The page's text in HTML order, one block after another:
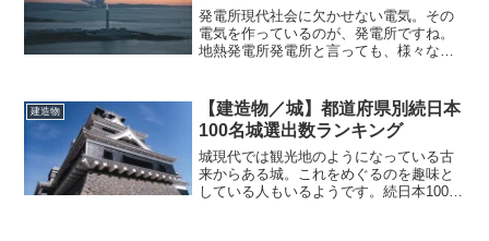
発電所現代社会に欠かせない電気。その
電気を作っているのが、発電所ですね。
地熱発電所発電所と言っても、様々なタ
ば欠点も。その発電所の一つには「地熱
発電所」という発電所もあ...
建造物
【建造物／城】都道府県別続日本
100名城選出数ランキング
城現代では観光地のようになっている古
来からある城。これをめぐるのを趣味と
している人もいるようです。続日本100名